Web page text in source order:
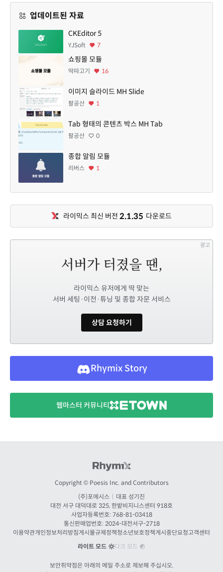
업데이트된 자료
CKEditor 5
YJSoft 7
쇼핑몰 모듈
딱따고기 16
이미지 슬라이드 MH Slide
팔공산 1
Tab 형태의 콘텐츠 박스 MH Tab
팔공산 0
종합 알림 모듈
리버스 1
라이믹스 최신 버전 2.1.35 다운로드
광고
라이믹스 유저에게 딱 맞는
서버 세팅·이전·튜닝 및 종합 자문 서비스
상담 요청하기
Rhymix Story
웹마스터 커뮤니티
Copyright © Poesis Inc. and Contributors
(주)포에시스
대표 성기진
대전 서구 대덕대로 325, 한밭비지니스센터 918호
사업자등록번호: 768-81-03418
통신판매업번호: 2024-대전서구-2718
이용약관개인정보처리방침게시물규제정책청소년보호정책게시중단요청고객센터
라이트 모드
다크 모드
보안취약점은 아래의 메일 주소로 제보해 주십시오.